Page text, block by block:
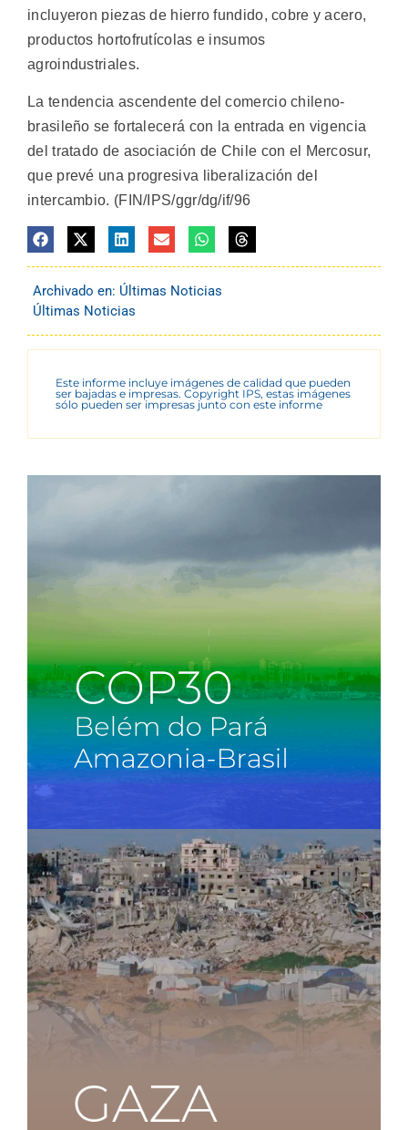
incluyeron piezas de hierro fundido, cobre y acero,
productos hortofrutícolas e insumos
agroindustriales.
La tendencia ascendente del comercio chileno-
brasileño se fortalecerá con la entrada en vigencia
del tratado de asociación de Chile con el Mercosur,
que prevé una progresiva liberalización del
intercambio. (FIN/IPS/ggr/dg/if/96
Archivado en: Últimas Noticias
Últimas Noticias
Este informe incluye imágenes de calidad que pueden
ser bajadas e impresas. Copyright IPS, estas imágenes
sólo pueden ser impresas junto con este informe